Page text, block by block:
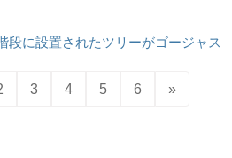
で背景のイルミネーションが隠れて
と奥まで並木が入って背景がキレイ
間は使用禁止になります。